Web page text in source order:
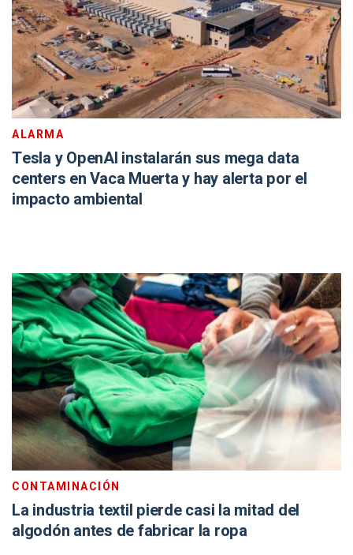
ALARMA
Tesla y OpenAI instalarán sus mega data
centers en Vaca Muerta y hay alerta por el
impacto ambiental
CONTAMINACIÓN
La industria textil pierde casi la mitad del
algodón antes de fabricar la ropa